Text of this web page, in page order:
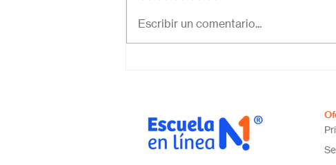
Necesito una secundaria
Escribir un comentario...